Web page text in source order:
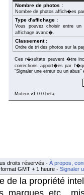
Nombre de photos :
Nombre de photos affich�es
Type d'affichage :
Vous pouvez choisir entre
affichage avanc�.
Classement :
Ordre de tri des photos sur la
Ces r�sultats peuvent �tre
corrections apport�es par
"Signaler une erreur ou un
Moteur v1.0.0-beta
droits réservés - À propos,
GMT + 1 heure - Signaler
de la propriété
marques, etc...